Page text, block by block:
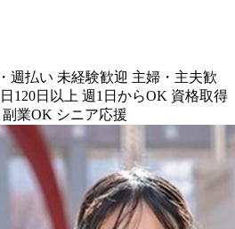
週払い 未経験歓迎 主婦・主夫歓
120日以上 週1日からOK 資格取得
業OK シニア応援